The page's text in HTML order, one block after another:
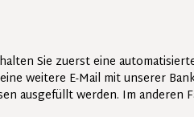
Sie zuerst eine
weitere E-Mail mit unserer
ausgefüllt werden. Im anderen